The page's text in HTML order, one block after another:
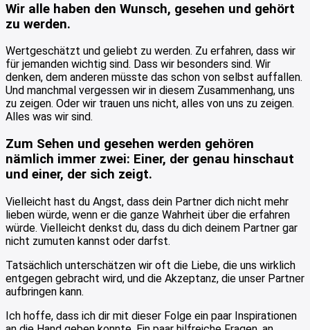
Wir alle haben den Wunsch, gesehen und gehört
zu werden.
Wertgeschätzt und geliebt zu werden. Zu erfahren, dass wir
für jemanden wichtig sind. Dass wir besonders sind. Wir
denken, dem anderen müsste das schon von selbst auffallen.
Und manchmal vergessen wir in diesem Zusammenhang, uns
zu zeigen. Oder wir trauen uns nicht, alles von uns zu zeigen.
Alles was wir sind.
Zum Sehen und gesehen werden gehören
nämlich immer zwei: Einer, der genau hinschaut
und einer, der sich zeigt.
Vielleicht hast du Angst, dass dein Partner dich nicht mehr
lieben würde, wenn er die ganze Wahrheit über die erfahren
würde. Vielleicht denkst du, dass du dich deinem Partner gar
nicht zumuten kannst oder darfst.
Tatsächlich unterschätzen wir oft die Liebe, die uns wirklich
entgegen gebracht wird, und die Akzeptanz, die unser Partner
aufbringen kann.
Ich hoffe, dass ich dir mit dieser Folge ein paar Inspirationen